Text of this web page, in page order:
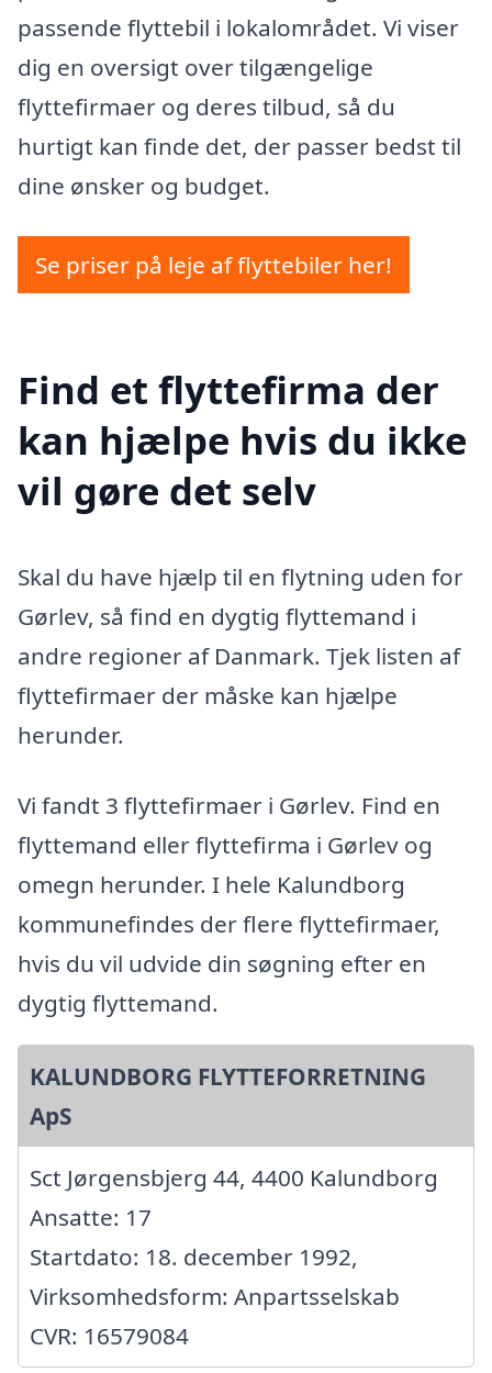
passende flyttebil i lokalområdet. Vi viser
dig en oversigt over tilgængelige
flyttefirmaer og deres tilbud, så du
hurtigt kan finde det, der passer bedst til
dine ønsker og budget.
Se priser på leje af flyttebiler her!
Find et flyttefirma der
kan hjælpe hvis du ikke
vil gøre det selv
Skal du have hjælp til en flytning uden for
Gørlev, så find en dygtig flyttemand i
andre regioner af Danmark. Tjek listen af
flyttefirmaer der måske kan hjælpe
herunder.
Vi fandt 3 flyttefirmaer i Gørlev. Find en
flyttemand eller flyttefirma i Gørlev og
omegn herunder. I hele Kalundborg
kommunefindes der flere flyttefirmaer,
hvis du vil udvide din søgning efter en
dygtig flyttemand.
KALUNDBORG FLYTTEFORRETNING
ApS
Sct Jørgensbjerg 44, 4400 Kalundborg
Ansatte: 17
Startdato: 18. december 1992,
Virksomhedsform: Anpartsselskab
CVR: 16579084